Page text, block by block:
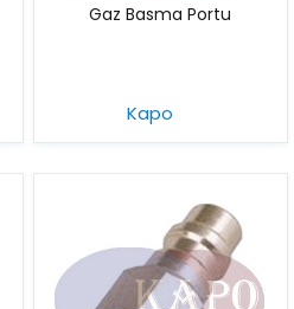
Gaz Basma Portu
Kapo